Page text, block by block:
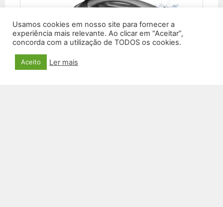
Usamos cookies em nosso site para fornecer a
experiência mais relevante. Ao clicar em “Aceitar”,
concorda com a utilização de TODOS os cookies.
Aceito Ler mais